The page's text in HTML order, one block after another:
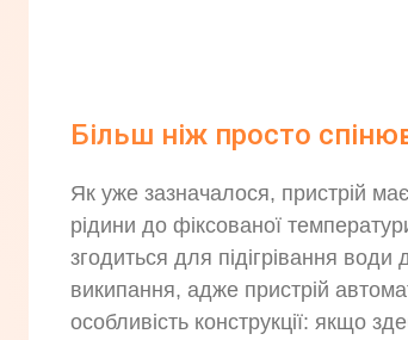
Більш ніж просто
Як уже зазначалося, пристрій
рідини до фіксованої
згодиться для підігрівання
википання, адже пристрій
особливість конструкції: якщо